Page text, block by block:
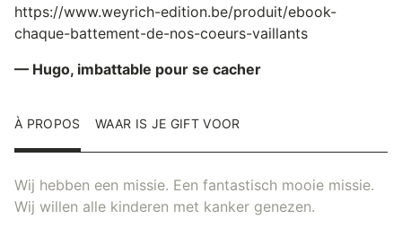
https://www.weyrich-edition.be/produit/ebook-
chaque-battement-de-nos-coeurs-vaillants
— Hugo, imbattable pour se cacher
À PROPOS WAAR IS JE GIFT VOOR
Wij hebben een missie. Een fantastisch mooie missie.
Wij willen alle kinderen met kanker genezen.